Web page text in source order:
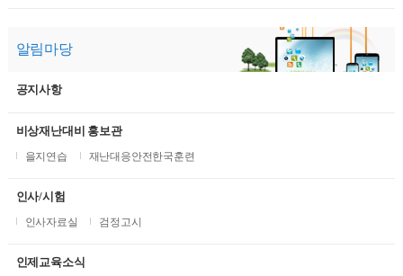
알림마당
공지사항
비상재난대비 홍보관
을지연습 재난대응안전한국훈련
인사/시험
인사자료실 검정고시
인제교육소식